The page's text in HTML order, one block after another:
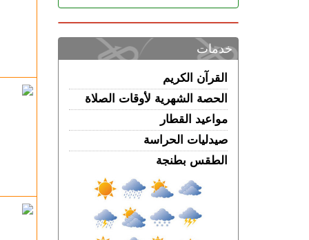
فرنســـا.. موجة الحر المستمرة ترفع خطر
اندلاع حرائق الغابات إلى أعلى مستوى
الخميس 06 غشت | 18:06
الربـــاط.. تفاصيل ترؤس إنفانتينو اجتماعا
الخميس 06 غشت | 14:10
مهنيو الطاكسيات غاضبون بعد إدانة خمسة
سائقين نقلوا أشخاصا لمعبر باب سبتة
الخميس 06 غشت | 12:28
بيان توضيحي.. مندوبية السجون تدحض
مزاعم بشأن غياب طبيب السجن
إسبانيا.. القضاء يحقق في عدم تفاعل
حكومة سانشيز مع تحذيرات مخابراتية
العبور الجماعي إلى سبتة
خدمات
القرآن الكريم
الحصة الشهرية لأوقات الصلاة
مواعيد القطار
صيدليات الحراسة
الطقس بطنجة